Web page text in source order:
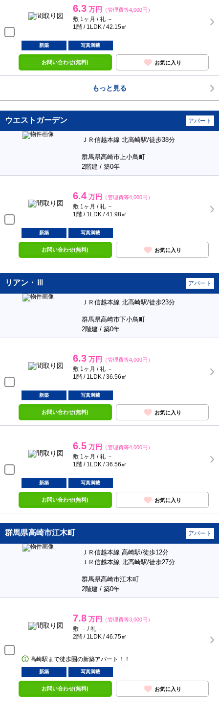
6.3 万円 （管理費等4,000円）
敷 1ヶ月 / 礼 －
1階 / 1LDK / 42.15㎡
新築 写真満載
お問い合わせ(無料) お気に入り
もっと見る
ウエストガーデン アパート
ＪＲ信越本線 北高崎駅/徒歩38分
群馬県高崎市上小鳥町
2階建 / 築0年
6.4 万円 （管理費等4,000円）
敷 1ヶ月 / 礼 －
1階 / 1LDK / 41.98㎡
新築 写真満載
お問い合わせ(無料) お気に入り
リアン・Ⅲ アパート
ＪＲ信越本線 北高崎駅/徒歩23分
群馬県高崎市下小鳥町
2階建 / 築0年
6.3 万円 （管理費等4,000円）
敷 1ヶ月 / 礼 －
1階 / 1LDK / 36.56㎡
新築 写真満載
お問い合わせ(無料) お気に入り
6.5 万円 （管理費等4,000円）
敷 1ヶ月 / 礼 －
1階 / 1LDK / 36.56㎡
新築 写真満載
お問い合わせ(無料) お気に入り
群馬県高崎市江木町 アパート
ＪＲ信越本線 高崎駅/徒歩12分
ＪＲ信越本線 北高崎駅/徒歩27分
群馬県高崎市江木町
2階建 / 築0年
7.8 万円 （管理費等3,000円）
敷 － / 礼 －
2階 / 1LDK / 46.75㎡
高崎駅まで徒歩圏の新築アパート！！
新築 写真満載
お問い合わせ(無料) お気に入り